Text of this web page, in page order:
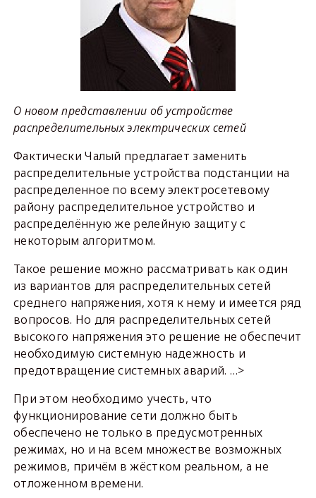
О новом представлении об устройстве
распределительных электрических сетей
Фактически Чалый предлагает заменить
распределительные устройства подстанции на
распределенное по всему электросетевому
району распределительное устройство и
распределённую же релейную защиту с
некоторым алгоритмом.
Такое решение можно рассматривать как один
из вариантов для распределительных сетей
среднего напряжения, хотя к нему и имеется ряд
вопросов. Но для распределительных сетей
высокого напряжения это решение не обеспечит
необходимую системную надежность и
предотвращение системных аварий. …>
При этом необходимо учесть, что
функционирование сети должно быть
обеспечено не только в предусмотренных
режимах, но и на всем множестве возможных
режимов, причём в жёстком реальном, а не
отложенном времени.